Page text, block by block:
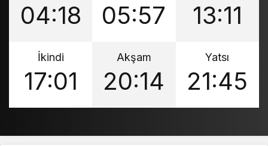
04:18 05:57 13:11
İkindi
17:01
Akşam
20:14
Yatsı
21:45